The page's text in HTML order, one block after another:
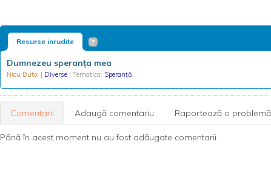
Resurse inrudite
Dumnezeu speranța mea
Nicu Butoi | Diverse | Tematica: Speranță
Comentarii Adaugă comentariu Raportează o problemă
Până în acest moment nu au fost adăugate comentarii.